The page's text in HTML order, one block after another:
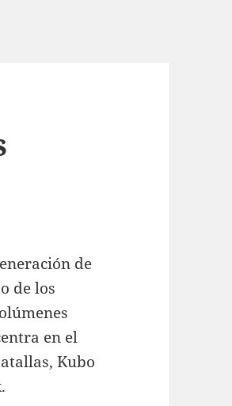
de
de los
en el
Kubo